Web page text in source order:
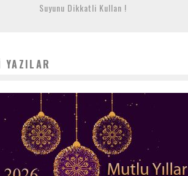
Suyunu Dikkatli Kullan !